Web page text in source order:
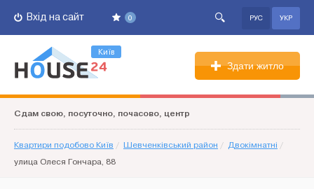
0
Вхід на сайт РУС УКР
Київ
Здати житло
Сдам свою, посуточно, почасово, центр
Квартири подобово Київ / Шевченківський район / Двокімнатні /
улица Олеся Гончара, 88